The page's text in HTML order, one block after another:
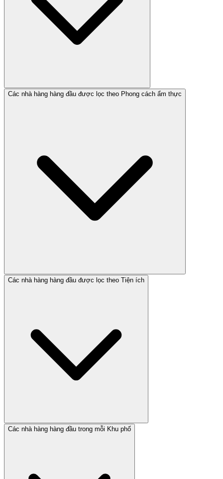
Các nhà hàng hàng đầu được lọc theo Phong cách ẩm thực
Các nhà hàng hàng đầu được lọc theo Tiện ích
Các nhà hàng hàng đầu trong mỗi Khu phố